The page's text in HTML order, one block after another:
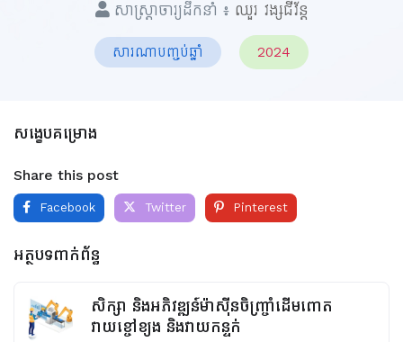
សាស្ត្រាចារ្យដឹកនាំ ៖ ឈួរ វង្សជីវ័ន្ត
សារណាបញ្ចប់ឆ្នាំ 2024
សង្ខេបគម្រោង
Share this post
Facebook Twitter Pinterest
អត្ថបទពាក់ព័ន្ធ
សិក្សា និងអភិវឌ្ឍន៍ម៉ាស៊ីនចិញ្រ្ចាំដើមពោត
វាយខ្ចៅខ្យង និងវាយកន្ទក់